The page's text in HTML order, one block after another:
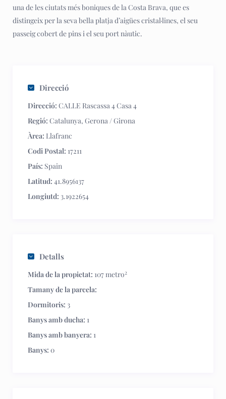
una de les ciutats més boniques de la Costa Brava, que es
distingeix per la seva bella platja d’aigües cristal·lines, el seu
passeig cobert de pins i el seu port nàutic.
Direcció
Direcció: CALLE Rascassa 4 Casa 4
Regió: Catalunya, Gerona / Girona
Àrea: Llafranc
Codi Postal: 17211
País: Spain
Latitud: 41.8956137
Longiutd: 3.1922654
Detalls
Mida de la propietat: 107 metro2
Tamany de la parcela:
Dormitoris: 3
Banys amb ducha: 1
Banys amb banyera: 1
Banys: 0